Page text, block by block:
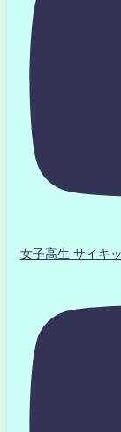
女子高生 サイキ